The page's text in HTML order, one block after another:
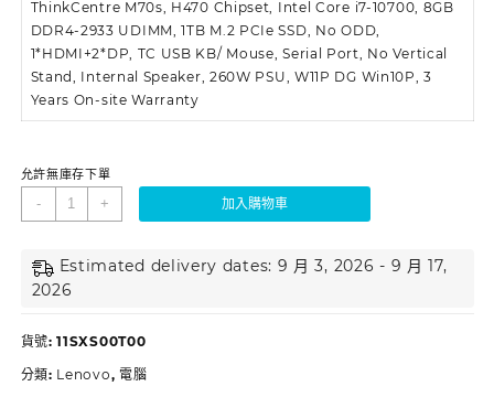
ThinkCentre M70s, H470 Chipset, Intel Core i7-10700, 8GB
DDR4-2933 UDIMM, 1TB M.2 PCIe SSD, No ODD,
1*HDMI+2*DP, TC USB KB/ Mouse, Serial Port, No Vertical
Stand, Internal Speaker, 260W PSU, W11P DG Win10P, 3
Years On-site Warranty
允許無庫存下單
- + 加入購物車
Estimated delivery dates: 9 月 3, 2026 - 9 月 17,
2026
貨號:11SXS00T00
分類: Lenovo, 電腦